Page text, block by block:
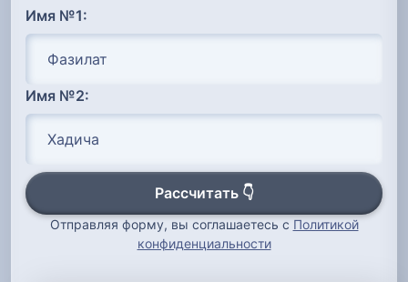
Имя №1:
Имя №2:
Рассчитать 👇
Отправляя форму, вы соглашаетесь с Политикой
конфиденциальности